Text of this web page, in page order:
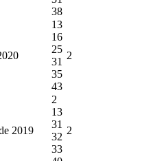
38
13
16
25
31
35
43
2
2019
2
13
31
32
33
2